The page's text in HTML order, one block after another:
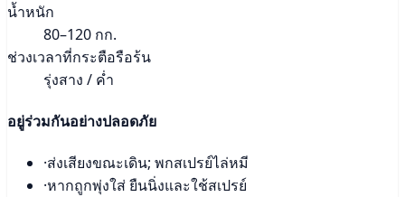
น้ำหนัก
80–120 กก.
ช่วงเวลาที่กระตือรือร้น
รุ่งสาง / ค่ำ
อยู่ร่วมกันอย่างปลอดภัย
·ส่งเสียงขณะเดิน; พกสเปรย์ไล่หมี
·หากถูกพุ่งใส่ ยืนนิ่งและใช้สเปรย์